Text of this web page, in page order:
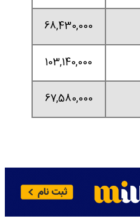
68,430,000
103,140,000
67,580,000